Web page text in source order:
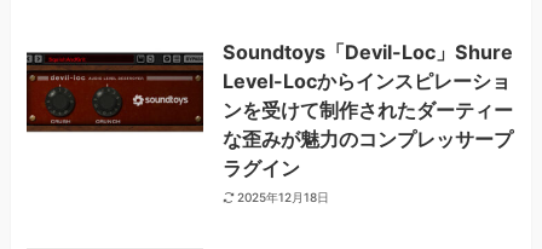
Soundtoys「Devil-Loc」Shure
Level-Locからインスピレーショ
ンを受けて制作されたダーティー
な歪みが魅力のコンプレッサープ
ラグイン
2025年12月18日